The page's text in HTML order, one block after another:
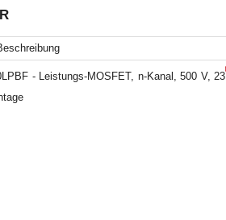
- Leistungs-MOSFET, n-Kanal, 500 V, 23